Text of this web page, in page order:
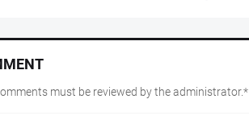
must be reviewed by the administrator.*